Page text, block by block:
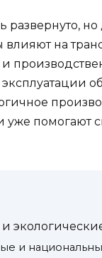
развернуто,
влияют на
уже помогают
и